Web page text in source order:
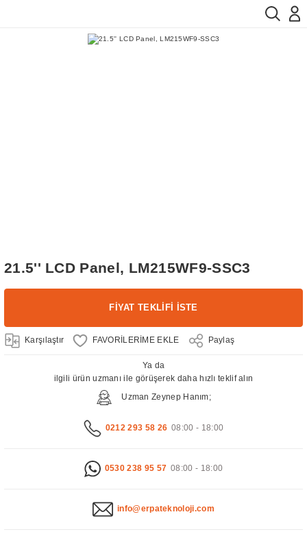
21.5'' LCD Panel, LM215WF9-SSC3
FİYAT TEKLİFİ İSTE
Karşılaştır Paylaş
Ya da
ilgili ürün uzmanı ile görüşerek daha hızlı teklif alın
Uzman Zeynep Hanım;
0212 293 58 26 08:00 - 18:00
0530 238 95 57 08:00 - 18:00
info@erpateknoloji.com